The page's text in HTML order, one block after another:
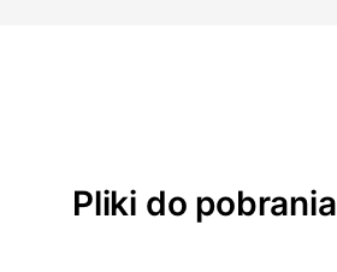
Pliki do pobrania